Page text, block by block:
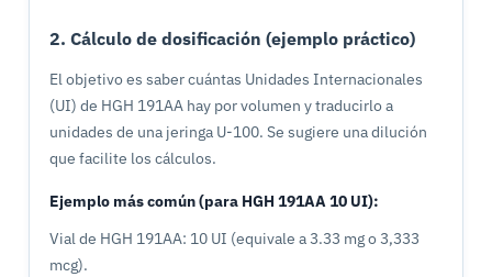
2. Cálculo de dosificación (ejemplo práctico)
El objetivo es saber cuántas Unidades Internacionales
(UI) de HGH 191AA hay por volumen y traducirlo a
unidades de una jeringa U-100. Se sugiere una dilución
que facilite los cálculos.
Ejemplo más común (para HGH 191AA 10 UI):
Vial de HGH 191AA: 10 UI (equivale a 3.33 mg o 3,333
mcg).